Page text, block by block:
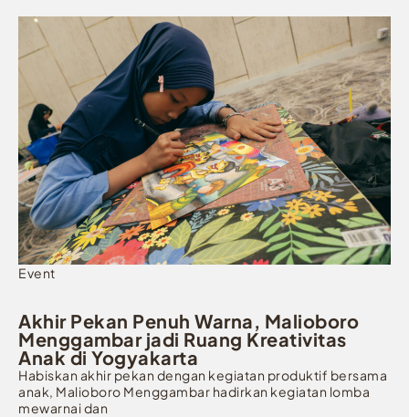
Event
Akhir Pekan Penuh Warna, Malioboro
Menggambar jadi Ruang Kreativitas
Anak di Yogyakarta
Habiskan akhir pekan dengan kegiatan produktif bersama
anak, Malioboro Menggambar hadirkan kegiatan lomba
mewarnai dan